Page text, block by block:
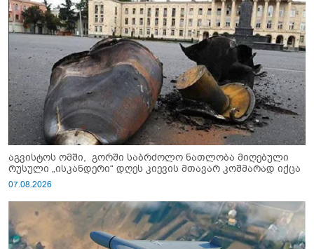
აგვისტოს ომში, გორში საბრძოლო ნათლობა მიღებული
რუსული „ისკანდერი“ დღეს კიევის მთავარ კოშმარად იქცა
07.08.2026